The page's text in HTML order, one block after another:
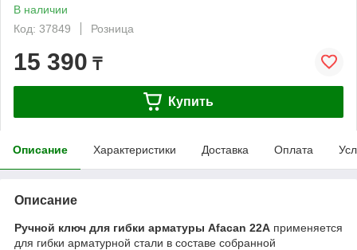
В наличии
Код: 37849
Розница
15 390 ₸
Купить
Описание Характеристики Доставка Оплата
Описание
Ручной ключ для гибки арматуры Afacan 22A применяется
для гибки арматурной стали в составе собранной